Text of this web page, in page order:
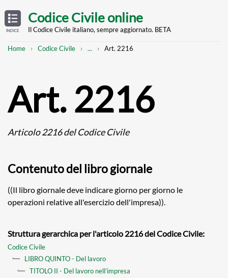
TABLE
OF
CONTENTS
INDICE
main
Codice Civile online
Il Codice Civile italiano, sempre aggiornato. BETA
Breadcrumb
Home Codice Civile
Mostra
... Art. 2216
Art. 2216
Articolo 2216 del Codice Civile
Contenuto del libro giornale
((Il libro giornale deve indicare giorno per giorno le
operazioni relative all'esercizio dell'impresa)).
Struttura gerarchica per l'articolo 2216 del Codice Civile:
Codice Civile
LIBRO QUINTO - Del lavoro
TITOLO II - Del lavoro nell’impresa